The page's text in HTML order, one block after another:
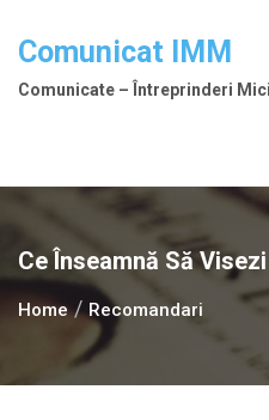
Comunicat IMM
Comunicate – Întreprinderi
Ce Înseamnă Să
Home Recomandari